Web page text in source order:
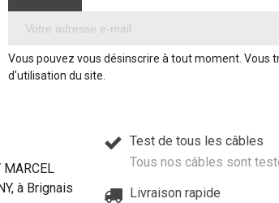
Vous pouvez vous désinscrire à tout moment.
d'utilisation du site.
à Brignais
Test de tous les câbles
Tous nos câbles sont
Livraison rapide